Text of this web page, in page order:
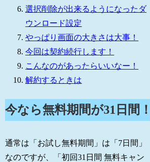
選択削除が出来るようになったダ
ウンロード設定
やっぱり画面の大きさは大事！
今回は契約続行します！
こんなのがあったらいいなー！
解約するときは
今なら無料期間が31日間！
通常は「お試し無料期間」は「7日間」
なのですが、「初回31日間 無料キャン